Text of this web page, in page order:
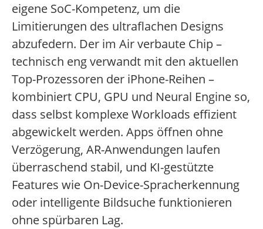
eigene SoC-Kompetenz, um die
Limitierungen des ultraflachen Designs
abzufedern. Der im Air verbaute Chip –
technisch eng verwandt mit den aktuellen
Top-Prozessoren der iPhone-Reihen –
kombiniert CPU, GPU und Neural Engine so,
dass selbst komplexe Workloads effizient
abgewickelt werden. Apps öffnen ohne
Verzögerung, AR-Anwendungen laufen
überraschend stabil, und KI-gestützte
Features wie On-Device-Spracherkennung
oder intelligente Bildsuche funktionieren
ohne spürbaren Lag.